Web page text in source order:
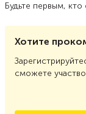
Будьте первым,
Хотите
сможете